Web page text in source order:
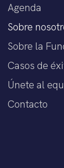
Agenda
Sobre
Sobre la
Casos de
Únete al
Contacto